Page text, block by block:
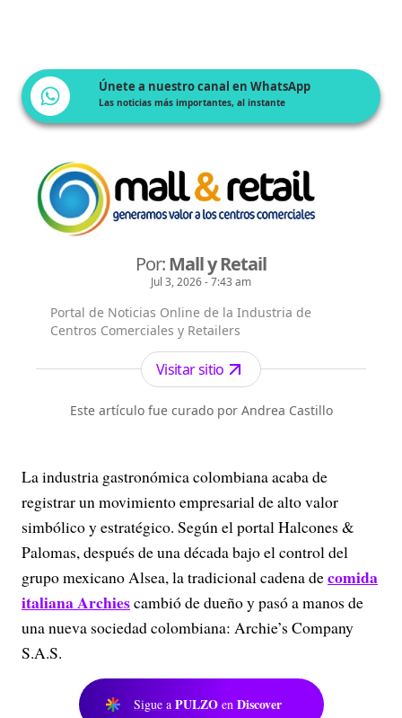
Únete a nuestro canal en WhatsApp
Las noticias más importantes, al instante
Por:Mall y Retail
Jul 3, 2026 - 7:43 am
Portal de Noticias Online de la Industria de
Centros Comerciales y Retailers
Visitar sitio
Este artículo fue curado por Andrea Castillo
La industria gastronómica colombiana acaba de
registrar un movimiento empresarial de alto valor
simbólico y estratégico. Según el portal Halcones &
Palomas, después de una década bajo el control del
grupo mexicano Alsea, la tradicional cadena decomida
italiana Archiescambió de dueño y pasó a manos de
una nueva sociedad colombiana: Archie’s Company
S.A.S.
Sigue a PULZO en Discover